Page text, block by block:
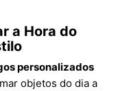
a Hora do
personalizados
objetos do dia a